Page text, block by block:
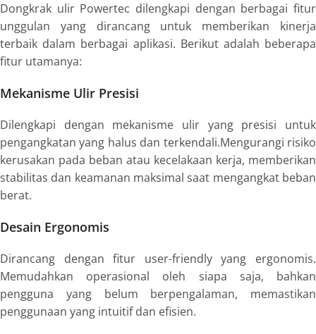
Dongkrak ulir Powertec dilengkapi dengan berbagai fitur
unggulan yang dirancang untuk memberikan kinerja
terbaik dalam berbagai aplikasi. Berikut adalah beberapa
fitur utamanya:
Mekanisme Ulir Presisi
Dilengkapi dengan mekanisme ulir yang presisi untuk
pengangkatan yang halus dan terkendali.Mengurangi risiko
kerusakan pada beban atau kecelakaan kerja, memberikan
stabilitas dan keamanan maksimal saat mengangkat beban
berat.
Desain Ergonomis
Dirancang dengan fitur user-friendly yang ergonomis.
Memudahkan operasional oleh siapa saja, bahkan
pengguna yang belum berpengalaman, memastikan
penggunaan yang intuitif dan efisien.